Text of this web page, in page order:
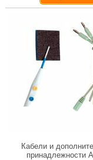
Кабели и
принадлежности